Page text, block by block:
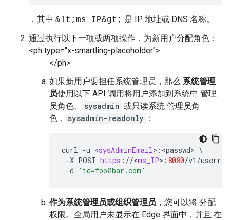
，其中 &lt;ms_IP&gt; 是 IP 地址或 DNS 名称。
通过执行以下一项或两项操作，为新用户分配角色：
<ph type="x-smartling-placeholder">
</ph>
如果新用户要担任系统管理员，那么 系统管理
员使用以下 API 调用将用户添加到系统中 管理
员角色、
sysadmin 或只读系统 管理员角
色，
sysadmin-readonly ：
curl -u <sysAdminEmail> : <passwd> \
-X POST https : //<ms_IP> : 8080/v1 /
-d 'id=foo@bar.com'
作为系统管理员或组织管理员 ，您可以将 分配
权限。全局用户未显示在 Edge 界面中，并且 在